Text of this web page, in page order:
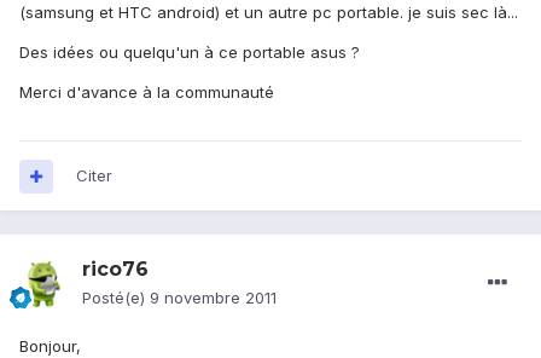
(samsung et HTC android) et un autre pc portable. je suis sec là...
Des idées ou quelqu'un à ce portable asus ?
Merci d'avance à la communauté
Citer
rico76
Posté(e) 9 novembre 2011
Bonjour,